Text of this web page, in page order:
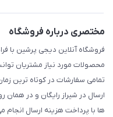
مختصری درباره فروشگاه
فروشگاه آنلاین دیجی پرشین با
محصولات مورد نیاز مشتریان
تمامی سفارشات در کوتاه ترین
ارسال در شیراز رایگان و در
ها با پرداخت هزینه ارسال